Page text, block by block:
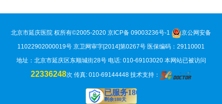
北京市延庆医院 权所有©2005-2020 京ICP备 09003236号-1
京公网安备
11022902000019号 京卫网审字[2014]第0267号 医保编码：29110001
地址：北京市延庆区东顺城街28号 电话: 010-69103020 本网站已被访问
22336248次 传真: 010-69144448 技术支持：